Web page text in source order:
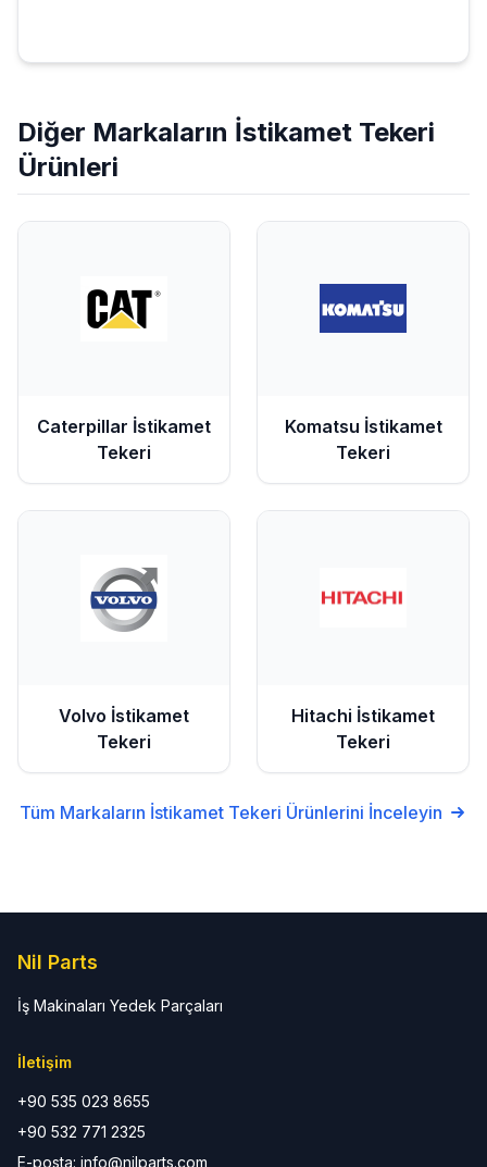
Diğer Markaların İstikamet Tekeri
Ürünleri
Caterpillar İstikamet
Tekeri
Komatsu İstikamet
Tekeri
Volvo İstikamet
Tekeri
Hitachi İstikamet
Tekeri
Tüm Markaların İstikamet Tekeri Ürünlerini İnceleyin
Nil Parts
İş Makinaları Yedek Parçaları
İletişim
+90 535 023 8655
+90 532 771 2325
E-posta: info@nilparts.com